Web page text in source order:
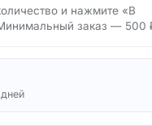
и нажмите «В
заказ — 500